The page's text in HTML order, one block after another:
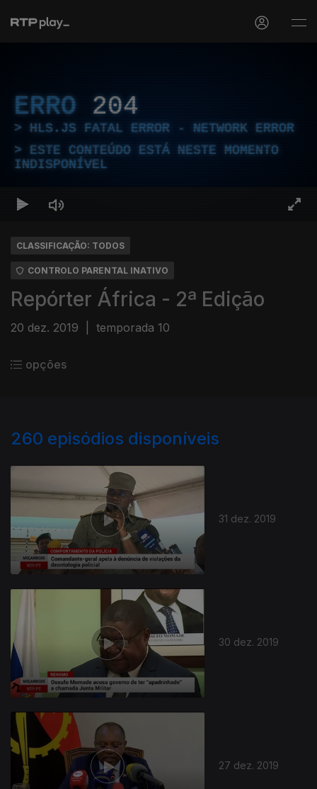
ERRO 204
HLS.JS FATAL ERROR - NETWORK ERROR
ESTE CONTEÚDO ESTÁ NESTE MOMENTO
INDISPONÍVEL
CLASSIFICAÇÃO: TODOS
CONTROLO PARENTAL INATIVO
Repórter África - 2ª Edição
20 dez. 2019 temporada 10
opções
260 episódios disponíveis
31 dez. 2019
30 dez. 2019
27 dez. 2019